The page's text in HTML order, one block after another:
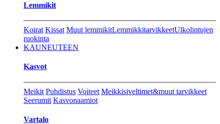
Lemmikit
Koirat Kissat Muut lemmikitLemmikkitarvikkeetUlkolintujen
ruokinta
KAUNEUTEEN
Kasvot
Meikit Puhdistus Voiteet Meikkisiveltimet&muut tarvikkeet
Seerumit Kasvonaamiot
Vartalo